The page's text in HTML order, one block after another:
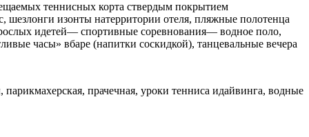
теннисных корта ствердым покрытием
шезлонги изонты натерритории отеля, пляжные полотенца
идетей— спортивные соревнования— водное поло,
часы» вбаре (напитки соскидкой), танцевальные вечера
прачечная, уроки тенниса идайвинга, водные